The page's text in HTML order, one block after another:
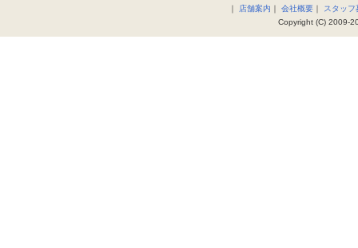
｜ 店舗案内 ｜ 会社概要 ｜ スタッフ
Copyright (C) 2009-